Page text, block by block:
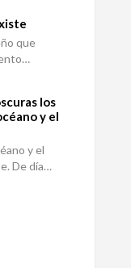
que
los
y el
y el
De día…